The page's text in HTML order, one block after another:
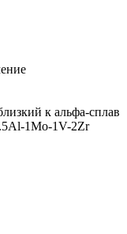
к альфа-сплав
1Mo-1V-2Zr